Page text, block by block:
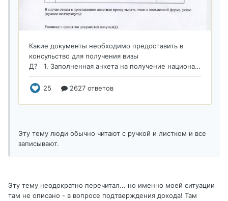
Эту тему люди обычно читают с ручкой и листком и все
записывают.
Эту тему неодократно перечитал... но именно моей ситуации
там не описано - в вопросе подтверждения дохода! Там